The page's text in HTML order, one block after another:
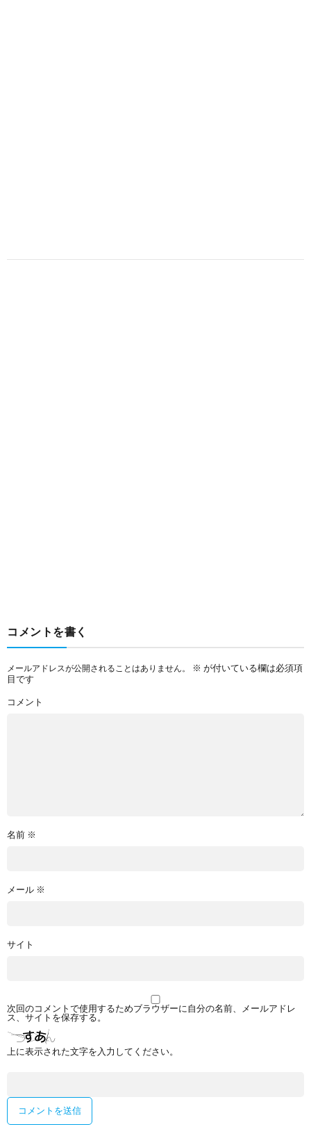
コメントを書く
メールアドレスが公開されることはありません。 ※ が付いている欄は必須項
目です
コメント
名前 ※
メール ※
サイト
次回のコメントで使用するためブラウザーに自分の名前、メールアドレ
ス、サイトを保存する。
上に表示された文字を入力してください。